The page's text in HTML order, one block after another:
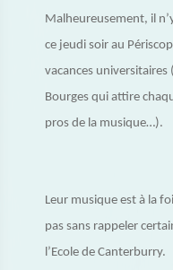
Malheureusement, il
ce jeudi soir au
vacances
Bourges qui attire
pros de la musique…).
Leur musique est à la
pas sans rappeler
l’Ecole de Canterburry.